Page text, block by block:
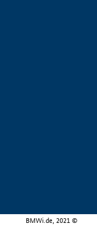
BMWi.de, 2021 ©